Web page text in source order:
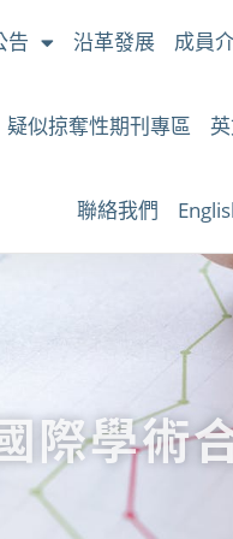
告 沿革發展 成員
疑似掠奪性期刊專區
聯絡我們
際學術